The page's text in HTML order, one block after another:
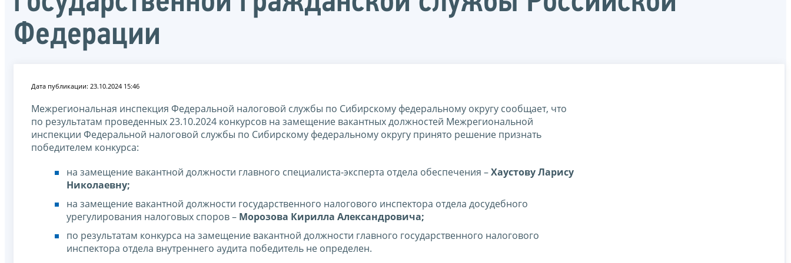
Федерации
Дата публикации: 23.10.2024 15:46
Межрегиональная инспекция Федеральной налоговой службы по Сибирскому федеральному округу сообщает, что
по результатам проведенных 23.10.2024 конкурсов на замещение вакантных должностей Межрегиональной
инспекции Федеральной налоговой службы по Сибирскому федеральному округу принято решение признать
победителем конкурса:
на замещение вакантной должности главного специалиста-эксперта отдела обеспечения –Хаустову Ларису
Николаевну;
на замещение вакантной должности государственного налогового инспектора отдела досудебного
урегулирования налоговых споров – Морозова Кирилла Александровича;
по результатам конкурса на замещение вакантной должности главного государственного налогового
инспектора отдела внутреннего аудита победитель не определен.